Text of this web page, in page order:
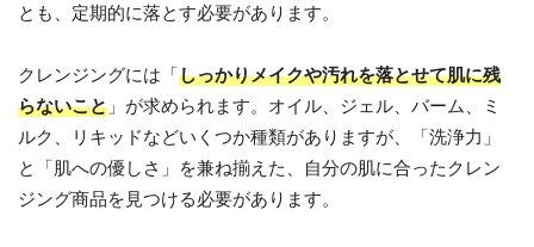
とも、定期的に落とす必要があります。
クレンジングには「しっかりメイクや汚れを落とせて肌に残
らないこと 」が求められます。オイル、ジェル、バーム、ミ
ルク、リキッドなどいくつか種類がありますが、「洗浄力」
と「肌への優しさ」を兼ね揃えた、自分の肌に合ったクレン
ジング商品を見つける必要があります。